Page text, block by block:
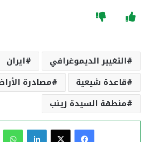
التغيير الديموغرافي ايران
قاعدة شيعية
مصادرة
منطقة السيدة زينب
فيسبوك لينكدإن